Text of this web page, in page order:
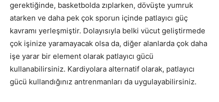
gerektiğinde, basketbolda zıplarken, dövüşte yumruk
atarken ve daha pek çok sporun içinde patlayıcı güç
kavramı yerleşmiştir. Dolayısıyla belki vücut geliştirmede
çok işinize yaramayacak olsa da, diğer alanlarda çok daha
işe yarar bir element olarak patlayıcı gücü
kullanabilirsiniz. Kardiyolara alternatif olarak, patlayıcı
gücü kullandığınız antrenmanları da uygulayabilirsiniz.